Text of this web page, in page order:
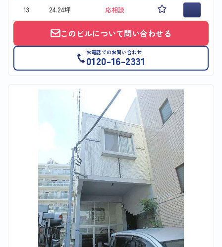
13
24.24坪 応相談
このビルについて問い合わせる
お電話でのお問い合わせ
0120-16-2331